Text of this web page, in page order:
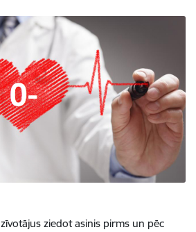
ziedot asinis pirms un pēc